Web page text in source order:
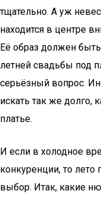
тщательно. А уж
находится в центре
Её образ должен
летней свадьбы под
серьёзный вопрос.
искать так же долго,
платье.
И если в холодное
конкуренции, то
выбор. Итак, какие